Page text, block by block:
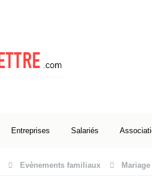
Entreprises Salariés
Evènements familiaux Mariage